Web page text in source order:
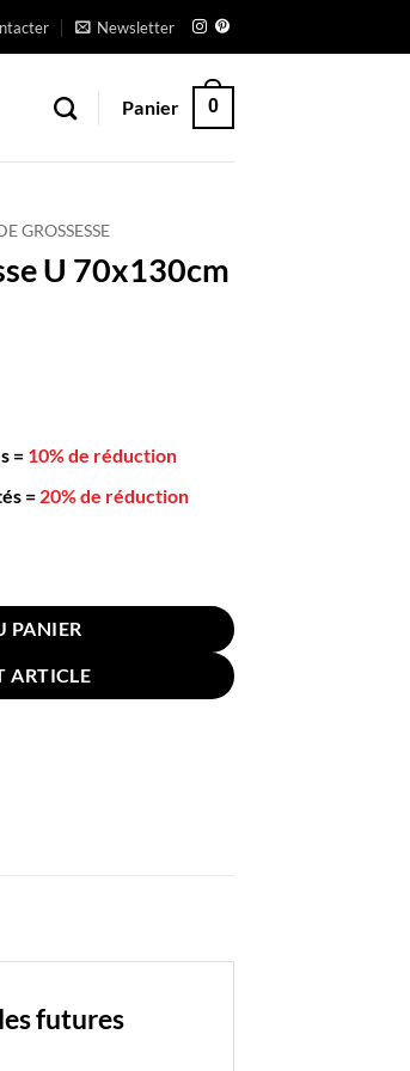
Newsletter
Panier 0
GROSSESSE
U 70x130cm
= 10% de réduction
= 20% de réduction
Violet Rose
PANIER
ARTICLE
futures